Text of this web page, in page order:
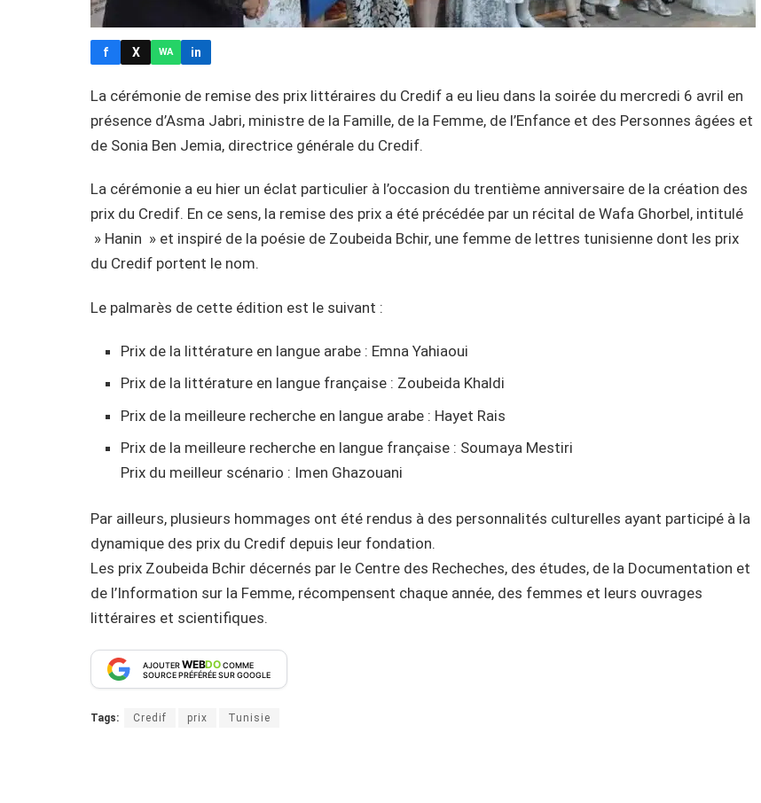
f X WA in
La cérémonie de remise des prix littéraires du Credif a eu lieu dans la soirée du mercredi 6 avril en
présence d’Asma Jabri, ministre de la Famille, de la Femme, de l’Enfance et des Personnes âgées et
de Sonia Ben Jemia, directrice générale du Credif.
La cérémonie a eu hier un éclat particulier à l’occasion du trentième anniversaire de la création des
prix du Credif. En ce sens, la remise des prix a été précédée par un récital de Wafa Ghorbel, intitulé
» Hanin » et inspiré de la poésie de Zoubeida Bchir, une femme de lettres tunisienne dont les prix
du Credif portent le nom.
Le palmarès de cette édition est le suivant :
Prix de la littérature en langue arabe : Emna Yahiaoui
Prix de la littérature en langue française : Zoubeida Khaldi
Prix de la meilleure recherche en langue arabe : Hayet Rais
Prix de la meilleure recherche en langue française : Soumaya Mestiri
Prix du meilleur scénario : Imen Ghazouani
Par ailleurs, plusieurs hommages ont été rendus à des personnalités culturelles ayant participé à la
dynamique des prix du Credif depuis leur fondation.
Les prix Zoubeida Bchir décernés par le Centre des Recheches, des études, de la Documentation et
de l’Information sur la Femme, récompensent chaque année, des femmes et leurs ouvrages
littéraires et scientifiques.
AJOUTERWEBDOCOMME
SOURCE PRÉFÉRÉE SUR GOOGLE
Tags: Credif prix Tunisie